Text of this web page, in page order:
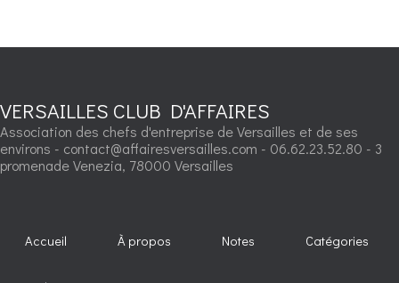
VERSAILLES CLUB D'AFFAIRES
Association des chefs d'entreprise de Versailles et de ses
environs - contact@affairesversailles.com - 06.62.23.52.80 - 3
promenade Venezia, 78000 Versailles
Accueil À propos Notes Catégories